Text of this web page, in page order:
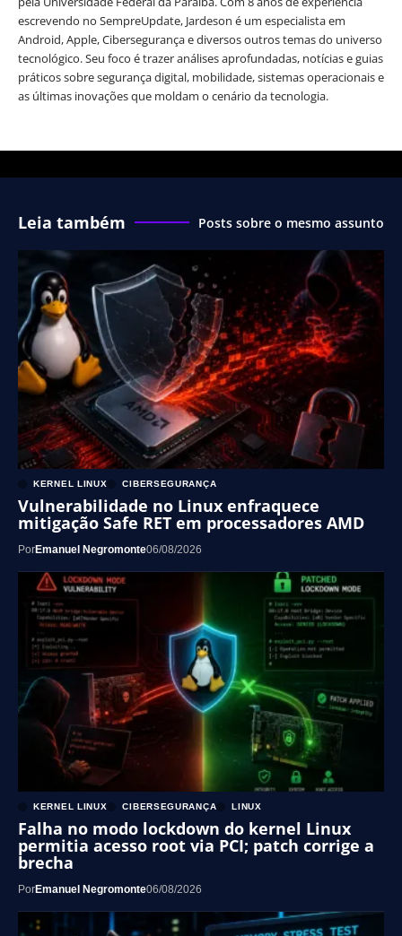
escrevendo no SempreUpdate, Jardeson é um especialista em
Android, Apple, Cibersegurança e diversos outros temas do universo
tecnológico. Seu foco é trazer análises aprofundadas, notícias e guias
práticos sobre segurança digital, mobilidade, sistemas operacionais e
as últimas inovações que moldam o cenário da tecnologia.
Leia também Posts sobre o mesmo assunto
KERNEL LINUX CIBERSEGURANÇA
Vulnerabilidade no Linux enfraquece
mitigação Safe RET em processadores AMD
PorEmanuel Negromonte06/08/2026
KERNEL LINUX CIBERSEGURANÇA LINUX
Falha no modo lockdown do kernel Linux
permitia acesso root via PCI; patch corrige a
brecha
PorEmanuel Negromonte06/08/2026